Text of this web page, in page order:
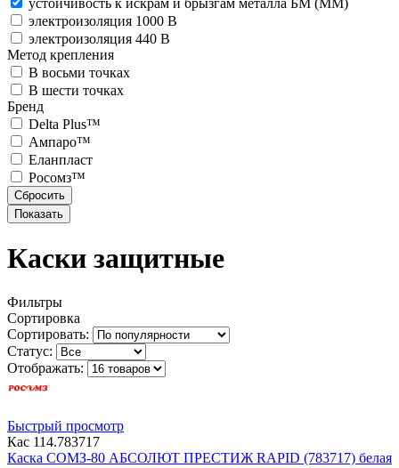
устойчивость к искрам и брызгам металла БМ (ММ)
электроизоляция 1000 В
электроизоляция 440 В
Метод крепления
В восьми точках
В шести точках
Бренд
Delta Plus™
Ампаро™
Еланпласт
Росомз™
Каски защитные
Фильтры
Сортировка
Сортировать:
Статус:
Отображать:
Быстрый просмотр
Кас 114.783717
Каска СОМЗ-80 АБСОЛЮТ ПРЕСТИЖ RAPID (783717) белая